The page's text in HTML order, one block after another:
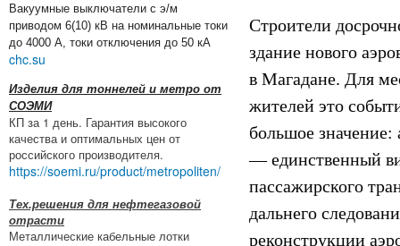
Вакуумные выключатели с э/м
приводом 6(10) кВ на номинальные токи
до 4000 А, токи отключения до 50 кА
chc.su
Изделия для тоннелей и метро от
СОЭМИ
КП за 1 день. Гарантия высокого
качества и оптимальных цен от
российского производителя.
https://soemi.ru/product/metropoliten/
Тех.решения для нефтегазовой
отрасти
Металлические кабельные лотки
Строители
здание нового
в Магадане. Для
жителей это
большое значение:
― единственный
пассажирского
дальнего
реконструкции